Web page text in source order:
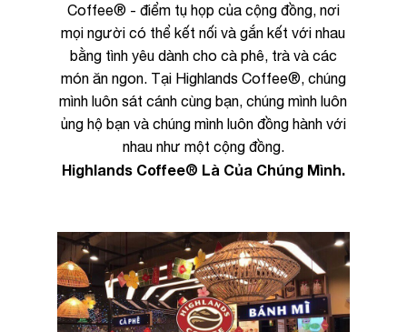
Coffee® - điểm tụ họp của cộng đồng, nơi
mọi người có thể kết nối và gắn kết với nhau
bằng tình yêu dành cho cà phê, trà và các
món ăn ngon. Tại Highlands Coffee®, chúng
mình luôn sát cánh cùng bạn, chúng mình luôn
ủng hộ bạn và chúng mình luôn đồng hành với
nhau như một cộng đồng.
Highlands Coffee® Là Của Chúng Mình.